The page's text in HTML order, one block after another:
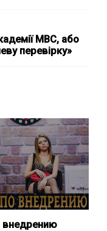
МВС, або
перевірку»
внедрению